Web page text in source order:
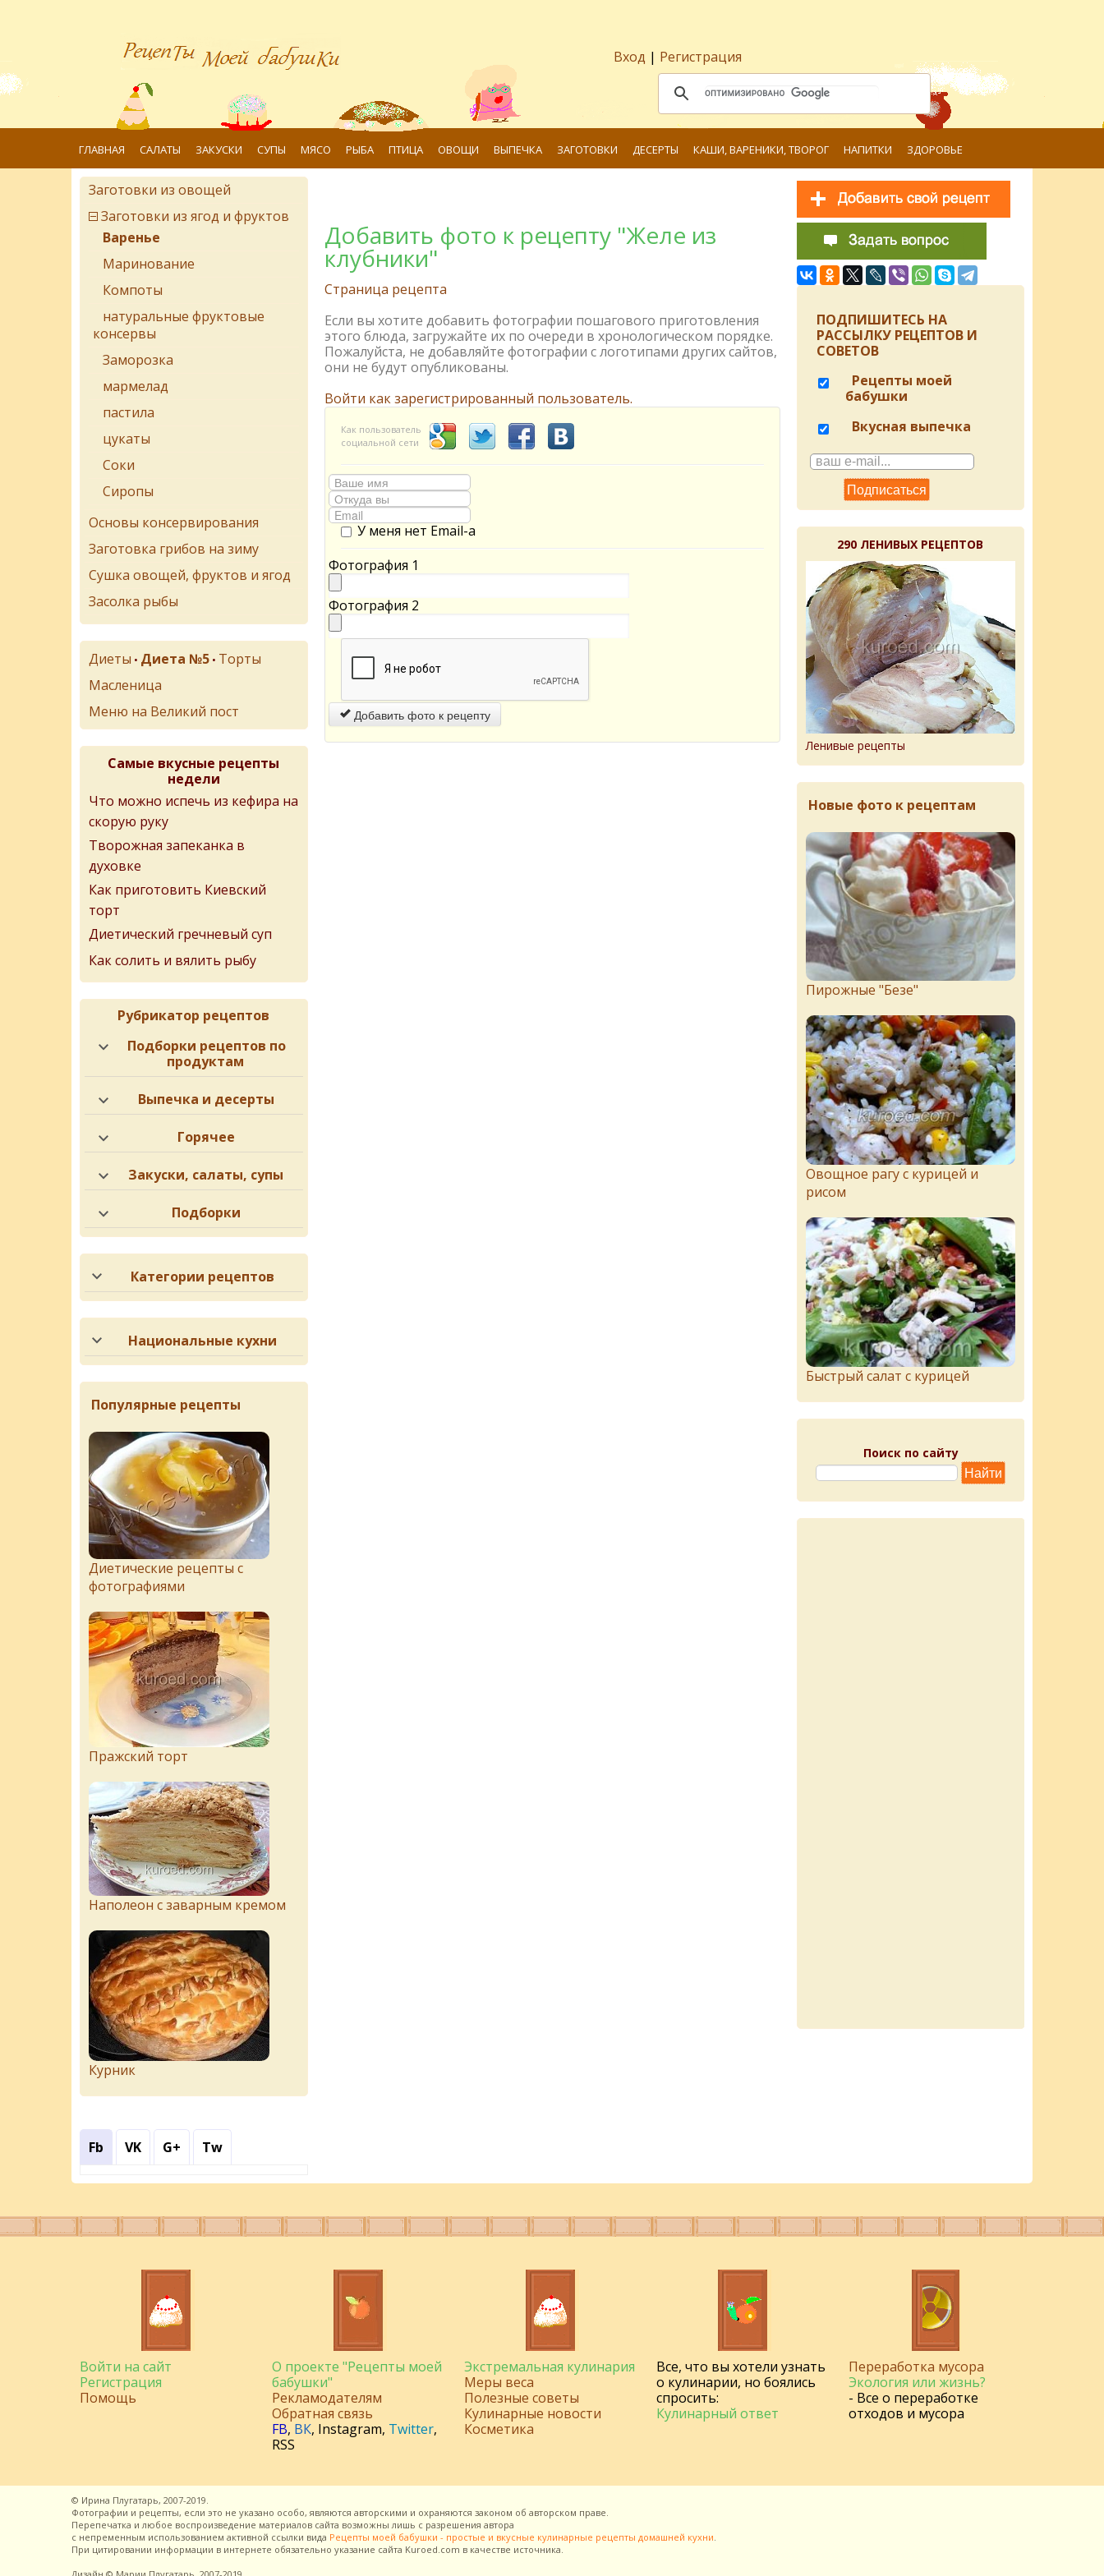
Вход | Регистрация
ГЛАВНАЯ САЛАТЫ ЗАКУСКИ СУПЫ МЯСО РЫБА ПТИЦА ОВОЩИ ВЫПЕЧКА ЗАГОТОВКИ ДЕСЕРТЫ КАШИ, ВАРЕНИКИ, ТВОРОГ НАПИТКИ ЗДОРОВЬЕ
Добавить фото к рецепту "Желе из
клубники"
Страница рецепта
Если вы хотите добавить фотографии пошагового приготовления
этого блюда, загружайте их по очереди в хронологическом порядке.
Пожалуйста, не добавляйте фотографии с логотипами других сайтов,
они не будут опубликованы.
Войти как зарегистрированный пользователь.
Как пользователь
социальной сети
У меня нет Email-а
Фотография 1
Фотография 2
Добавить фото к рецепту
Заготовки из овощей
Заготовки из ягод и фруктов
Варенье
Маринование
Компоты
натуральные фруктовые
консервы
Заморозка
мармелад
пастила
цукаты
Соки
Сиропы
Основы консервирования
Заготовка грибов на зиму
Сушка овощей, фруктов и ягод
Засолка рыбы
Диеты • Диета №5 • Торты
Масленица
Меню на Великий пост
Самые вкусные рецепты
недели
Что можно испечь из кефира на
скорую руку
Творожная запеканка в
духовке
Как приготовить Киевский
торт
Диетический гречневый суп
Как солить и вялить рыбу
Рубрикатор рецептов
Подборки рецептов по
продуктам
Выпечка и десерты
Горячее
Закуски, салаты, супы
Подборки
Категории рецептов
Национальные кухни
Популярные рецепты
Диетические рецепты с
фотографиями
Пражский торт
Наполеон с заварным кремом
Курник
Fb VK G+ Tw
ПОДПИШИТЕСЬ НА
РАССЫЛКУ РЕЦЕПТОВ И
СОВЕТОВ
Рецепты моей
бабушки
Вкусная выпечка
290 ЛЕНИВЫХ РЕЦЕПТОВ
Ленивые рецепты
Новые фото к рецептам
Пирожныe "Бeзe"
Овощное рагу с курицей и
рисом
Быстрый салат с курицей
Поиск по сайту
Войти на сайт
Регистрация
Помощь
О проекте "Рецепты моей
бабушки"
Рекламодателям
Обратная связь
FB, ВК, Instagram, Twitter,
RSS
Экстремальная кулинария
Меры веса
Полезные советы
Кулинарные новости
Косметика
Все, что вы хотели узнать
о кулинарии, но боялись
спросить:
Кулинарный ответ
Переработка мусора
Экология или жизнь?
- Все о переработке
отходов и мусора
© Ирина Плугатарь, 2007-2019.
Фотографии и рецепты, если это не указано особо, являются авторскими и охраняются законом об авторском праве.
Перепечатка и любое воспроизведение материалов сайта возможны лишь с разрешения автора
с непременным использованием активной ссылки вида Рецепты моей бабушки - простые и вкусные кулинарные рецепты домашней кухни.
При цитировании информации в интернете обязательно указание сайта Kuroed.com в качестве источника.